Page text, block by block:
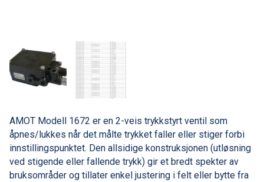
AMOT Modell 1672 er en 2-veis trykkstyrt ventil som
åpnes/lukkes når det målte trykket faller eller stiger forbi
innstillingspunktet. Den allsidige konstruksjonen (utløsning
ved stigende eller fallende trykk) gir et bredt spekter av
bruksområder og tillater enkel justering i felt eller bytte fra